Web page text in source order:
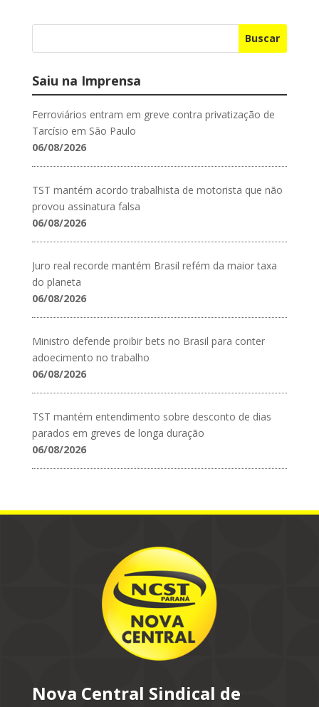
Buscar
Saiu na Imprensa
Ferroviários entram em greve contra privatização de
Tarcísio em São Paulo
06/08/2026
TST mantém acordo trabalhista de motorista que não
provou assinatura falsa
06/08/2026
Juro real recorde mantém Brasil refém da maior taxa
do planeta
06/08/2026
Ministro defende proibir bets no Brasil para conter
adoecimento no trabalho
06/08/2026
TST mantém entendimento sobre desconto de dias
parados em greves de longa duração
06/08/2026
Nova Central Sindical de